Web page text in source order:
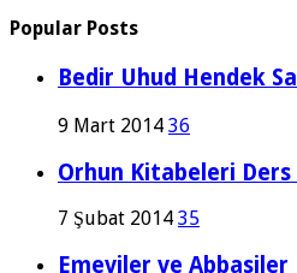
Popular Posts
Bedir Uhud Hendek
9 Mart 2014 36
Orhun Kitabeleri
7 Şubat 2014 35
Emeviler ve Abbasiler